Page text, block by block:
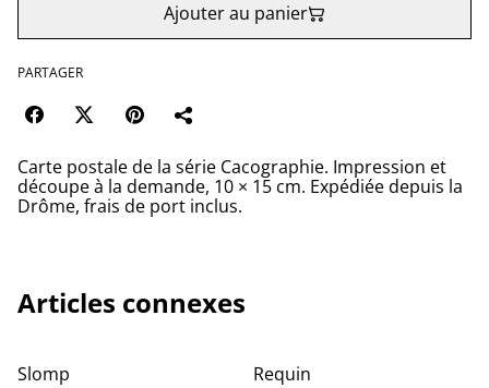
Ajouter au panier
PARTAGER
Carte postale de la série Cacographie. Impression et
découpe à la demande, 10 × 15 cm. Expédiée depuis la
Drôme, frais de port inclus.
Articles connexes
Slomp
Requin